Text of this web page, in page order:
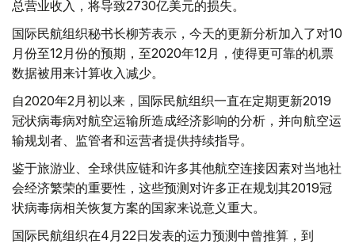
总营业收入，将导致2730亿美元的损失。
国际民航组织秘书长柳芳表示，今天的更新分析加入了对10
月份至12月份的预期，至2020年12月，使得更可靠的机票
数据被用来计算收入减少。
自2020年2月初以来，国际民航组织一直在定期更新2019
冠状病毒病对航空运输所造成经济影响的分析，并向航空运
输规划者、监管者和运营者提供持续指导。
鉴于旅游业、全球供应链和许多其他航空连接因素对当地社
会经济繁荣的重要性，这些预测对许多正在规划其2019冠
状病毒病相关恢复方案的国家来说意义重大。
国际民航组织在4月22日发表的运力预测中曾推算，到